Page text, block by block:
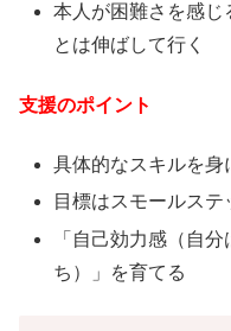
本人が困難さを感じ
とは伸ばして行く
支援のポイント
具体的なスキルを身
目標はスモールステ
「自己効力感（自
ち）」を育てる